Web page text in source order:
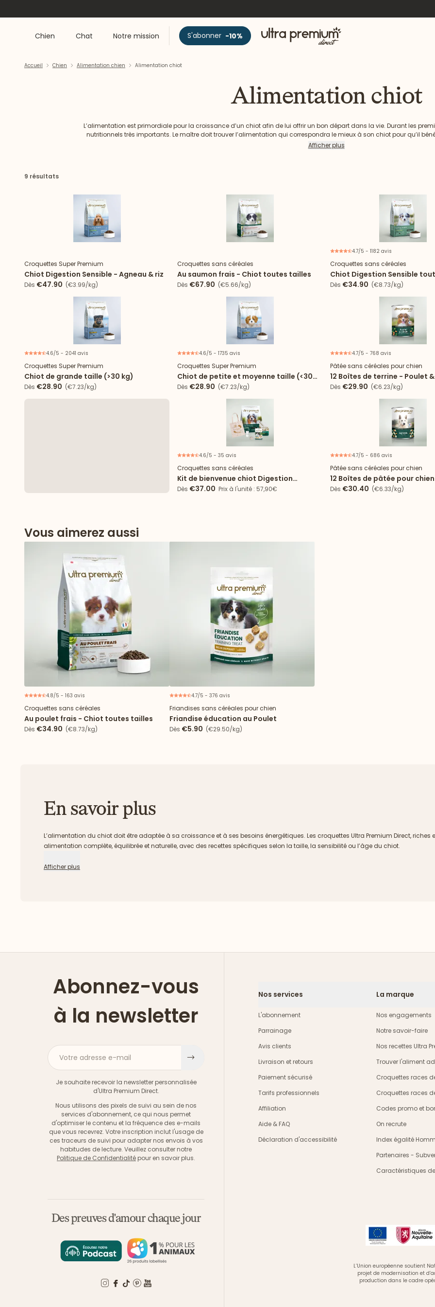
Chien Chat Notre mission S'abonner -10% Accueil
Accueil Chien Alimentation chien Alimentation chiot
Alimentation chiot
L’alimentation est primordiale pour la croissance d’un chiot afin de lui offrir un bon départ dans la vie. Durant les
nutritionnels très importants. Le maître doit trouver l’alimentation qui correspondra le mieux à son chiot pour qu’il
l’énergie nécessaire pour bien grandir et ainsi vivre longtemps en bonne santé à
Afficher plus
9 résultats
Croquettes Super Premium
Chiot Digestion Sensible - Agneau & riz
Dès €47.90 (€3.99/kg)
Croquettes sans céréales
Au saumon frais - Chiot toutes tailles
Dès €67.90 (€5.66/kg)
4.7/5 - 1182 avis
Croquettes sans céréales
Chiot Digestion Sensible
Dès €34.90 (€8.73/kg)
4.6/5 - 2041 avis
Croquettes Super Premium
Chiot de grande taille (>30 kg)
Dès €28.90 (€7.23/kg)
4.6/5 - 1735 avis
Croquettes Super Premium
Chiot de petite et moyenne taille (<30
kg)
Dès €28.90 (€7.23/kg)
4.7/5 - 768 avis
Pâtée sans céréales pour chien
12 Boîtes de terrine - Poulet
carotte, épinard
Dès €29.90 (€6.23/kg)
4.6/5 - 35 avis
Croquettes sans céréales
Kit de bienvenue chiot Digestion
Sensible toutes tailles
Dès €37.00 Prix à l'unité : 57,90€
4.7/5 - 686 avis
Pâtée sans céréales pour chien
12 Boîtes de pâtée pour
céréales - Agneau
Dès €30.40 (€6.33/kg)
Vous aimerez aussi
4.8/5 - 163 avis
Croquettes sans céréales
Au poulet frais - Chiot toutes tailles
Dès €34.90 (€8.73/kg)
4.7/5 - 376 avis
Friandises sans céréales pour chien
Friandise éducation au Poulet
Dès €5.90 (€29.50/kg)
En savoir plus
L’alimentation du chiot doit être adaptée à sa croissance et à ses besoins énergétiques. Les croquettes Ultra Premium Direct,
alimentation complète, équilibrée et naturelle, avec des recettes spécifiques selon la taille, la sensibilité ou l’âge du chiot.
Afficher plus
Abonnez-vous
à la newsletter
Votre adresse e-mail
Je souhaite recevoir la newsletter personnalisée
d'Ultra Premium Direct.
Nous utilisons des pixels de suivi au sein de nos
services d'abonnement, ce qui nous permet
d'optimiser le contenu et la fréquence des e-mails
que vous recevrez. Votre inscription inclut l'usage de
ces traceurs de suivi pour adapter nos envois à vos
habitudes de lecture. Veuillez consulter notre
Politique de Confidentialité pour en savoir plus.
Des preuves d'amour chaque jour
Nos services
L'abonnement
Parrainage
Avis clients
Livraison et retours
Paiement sécurisé
Tarifs professionnels
Affiliation
Aide & FAQ
Déclaration d'accessibilité
La marque
Nos engagements
Notre savoir-faire
Nos recettes Ultra
Trouver l'aliment
Croquettes races
Croquettes races
Codes promo et
On recrute
Index égalité
Partenaires -
Caractéristiques
L’Union européenne soutient
projet de modernisation et
production dans le cadre